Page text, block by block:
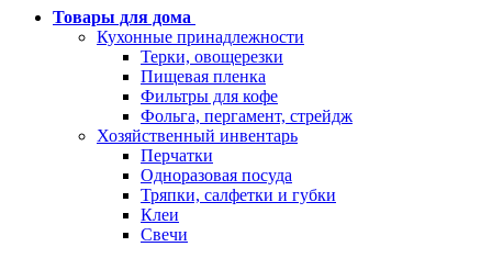
Товары для дома
Кухонные принадлежности
Терки, овощерезки
Пищевая пленка
Фильтры для кофе
Фольга, пергамент, стрейдж
Хозяйственный инвентарь
Перчатки
Одноразовая посуда
Тряпки, салфетки и губки
Клеи
Свечи